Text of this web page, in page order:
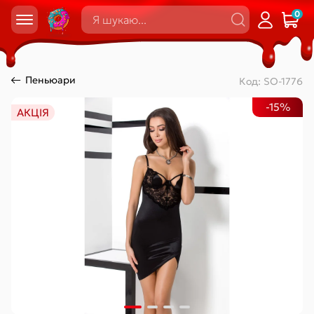
0
Пеньюари Код: SO-1776
АКЦІЯ -15%